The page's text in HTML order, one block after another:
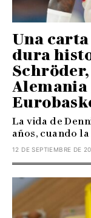
Una
dura
La vida de
años, cuando
12 DE SEPTIEMBRE DE